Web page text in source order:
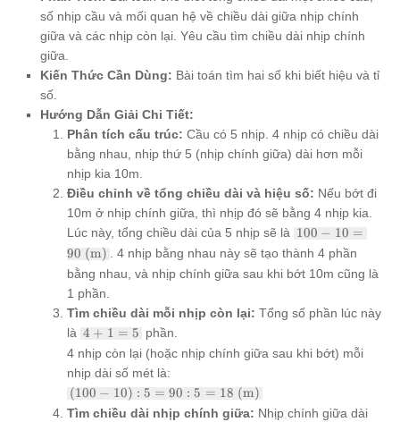
số nhịp cầu và mối quan hệ về chiều dài giữa nhịp chính
giữa và các nhịp còn lại. Yêu cầu tìm chiều dài nhịp chính
giữa.
Kiến Thức Cần Dùng: Bài toán tìm hai số khi biết hiệu và tỉ
số.
Hướng Dẫn Giải Chi Tiết:
Phân tích cấu trúc: Cầu có 5 nhịp. 4 nhịp có chiều dài
bằng nhau, nhịp thứ 5 (nhịp chính giữa) dài hơn mỗi
nhịp kia 10m.
Điều chỉnh về tổng chiều dài và hiệu số: Nếu bớt đi
10m ở nhịp chính giữa, thì nhịp đó sẽ bằng 4 nhịp kia.
Lúc này, tổng chiều dài của 5 nhịp sẽ là 100 -
10 =
90
\text{
100 − 10 =
90 (m)
. 4 nhịp bằng nhau này sẽ tạo thành 4 phần
bằng nhau, và nhịp chính giữa sau khi bớt 10m cũng là
1 phần.
Tìm chiều dài mỗi nhịp còn lại: Tổng số phần lúc này
là 4
+
1
=
5
4 + 1 = 5 phần.
4 nhịp còn lại (hoặc nhịp chính giữa sau khi bớt) mỗi
nhịp dài số mét là:
(100 -
10) : 5
(100 − 10) : 5 = 90 : 5 = 18 (m)
Tìm chiều dài nhịp chính giữa: Nhịp chính giữa dài